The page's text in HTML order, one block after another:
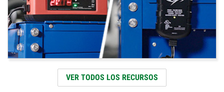
VER TODOS LOS RECURSOS